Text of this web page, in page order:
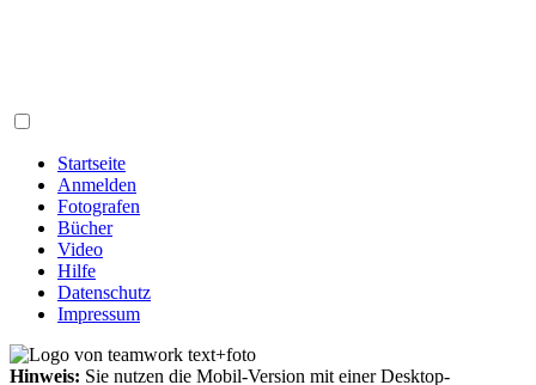
Startseite
Anmelden
Fotografen
Bücher
Video
Hilfe
Datenschutz
Impressum
Hinweis: Sie nutzen die Mobil-Version mit einer Desktop-